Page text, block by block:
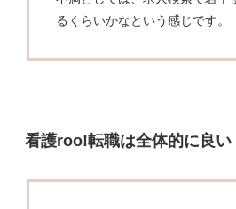
るくらいかなという感じです。
看護roo!転職は全体的に良い